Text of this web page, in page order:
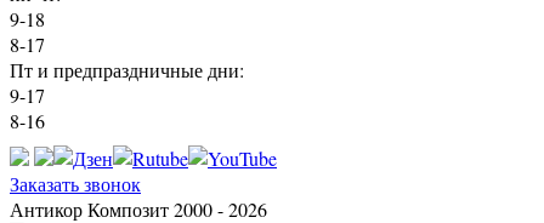
9-18
8-17
Пт и предпраздничные дни:
9-17
8-16
Заказать звонок
Антикор Композит 2000 - 2026